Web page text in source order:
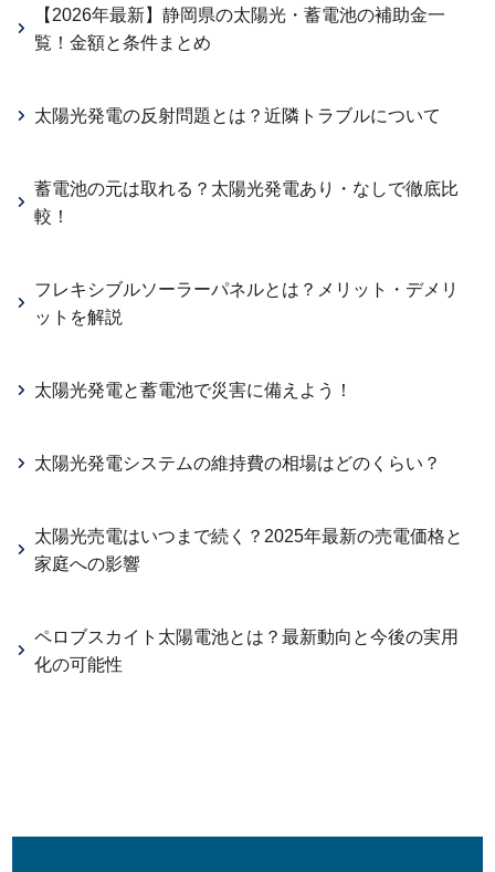
【2026年最新】静岡県の太陽光・蓄電池の補助金一
覧！金額と条件まとめ
太陽光発電の反射問題とは？近隣トラブルについて
蓄電池の元は取れる？太陽光発電あり・なしで徹底比
較！
フレキシブルソーラーパネルとは？メリット・デメリ
ットを解説
太陽光発電と蓄電池で災害に備えよう！
太陽光発電システムの維持費の相場はどのくらい？
太陽光売電はいつまで続く？2025年最新の売電価格と
家庭への影響
ペロブスカイト太陽電池とは？最新動向と今後の実用
化の可能性